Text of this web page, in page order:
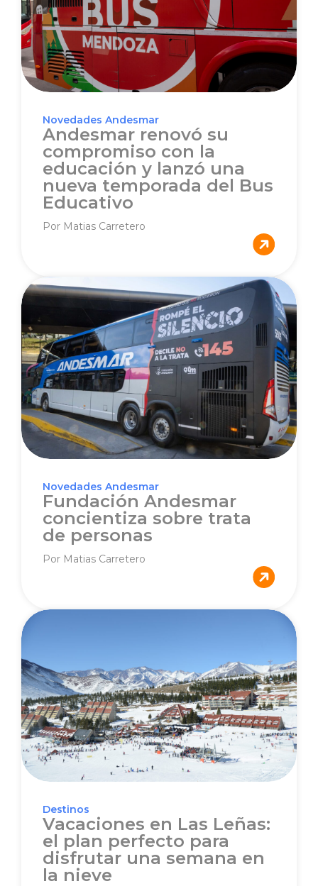
Novedades Andesmar
Andesmar renovó su
compromiso con la
educación y lanzó una
nueva temporada del Bus
Educativo
Por Matias Carretero
Novedades Andesmar
Fundación Andesmar
concientiza sobre trata
de personas
Por Matias Carretero
Destinos
Vacaciones en Las Leñas:
el plan perfecto para
disfrutar una semana en
la nieve